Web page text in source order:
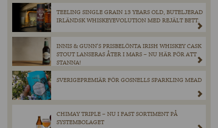
TEELING SINGLE GRAIN 13 YEARS OLD, BUTELJERAD
IRLÄNDSK WHISKEYEVOLUTION MED REJÄLT BETT.
INNIS & GUNN’S PRISBELÖNTA IRISH WHISKEY CASK
STOUT LANSERAS ÅTER I MARS – NU HÄR FÖR ATT
STANNA!
SVERIGEPREMIÄR FÖR GOSNELLS SPARKLING MEAD
CHIMAY TRIPLE – NU I FAST SORTIMENT PÅ
SYSTEMBOLAGET